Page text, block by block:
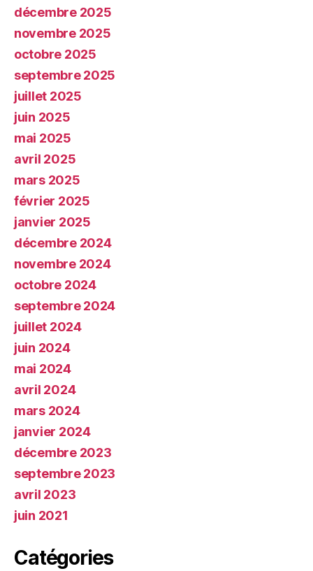
décembre 2025
novembre 2025
octobre 2025
septembre 2025
juillet 2025
juin 2025
mai 2025
avril 2025
mars 2025
février 2025
janvier 2025
décembre 2024
novembre 2024
octobre 2024
septembre 2024
juillet 2024
juin 2024
mai 2024
avril 2024
mars 2024
janvier 2024
décembre 2023
septembre 2023
avril 2023
juin 2021
Catégories